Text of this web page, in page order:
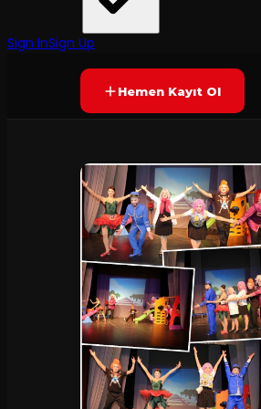
Sign InSign UpYAKINDA Yetersiz oy
Hemen Kayıt Ol